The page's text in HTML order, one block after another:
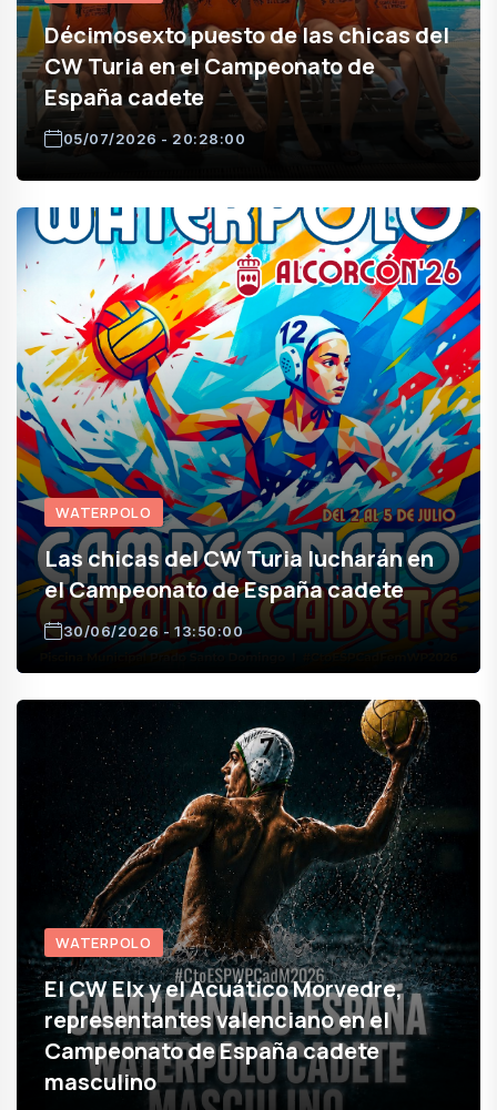
Décimosexto puesto de las chicas del
CW Turia en el Campeonato de
España cadete
05/07/2026 - 20:28:00
WATERPOLO
Las chicas del CW Turia lucharán en
el Campeonato de España cadete
30/06/2026 - 13:50:00
WATERPOLO
El CW Elx y el Acuático Morvedre,
representantes valenciano en el
Campeonato de España cadete
masculino